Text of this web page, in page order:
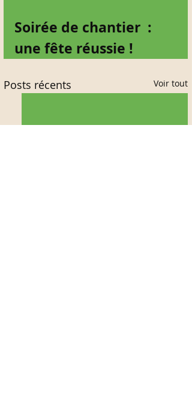
Soirée de chantier  :
une fête réussie !
Posts récents Voir tout